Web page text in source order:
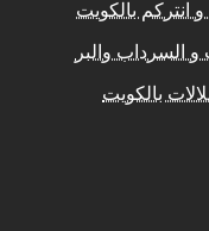
انتركم بالكويت
السرداب والبر
بالكويت